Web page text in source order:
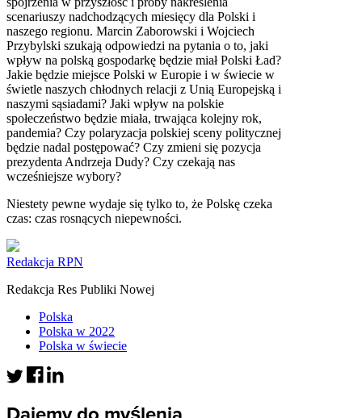
scenariuszy nadchodzących miesięcy dla Polski i
naszego regionu. Marcin Zaborowski i Wojciech
Przybylski szukają odpowiedzi na pytania o to, jaki
wpływ na polską gospodarkę będzie miał Polski Ład?
Jakie będzie miejsce Polski w Europie i w świecie w
świetle naszych chłodnych relacji z Unią Europejską i
naszymi sąsiadami? Jaki wpływ na polskie
społeczeństwo będzie miała, trwająca kolejny rok,
pandemia? Czy polaryzacja polskiej sceny politycznej
będzie nadal postępować? Czy zmieni się pozycja
prezydenta Andrzeja Dudy? Czy czekają nas
wcześniejsze wybory?
Niestety pewne wydaje się tylko to, że Polskę czeka
czas: czas rosnących niepewności.
Redakcja RPN
Redakcja Res Publiki Nowej
Polska
Polska w 2022
Polska w świecie